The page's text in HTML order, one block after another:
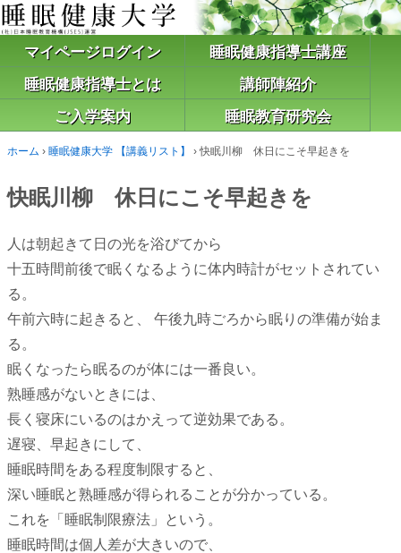
マイページログイン
睡眠健康指導士講座
睡眠健康指導士とは
講師陣紹介
ご入学案内
睡眠教育研究会
ホーム › 睡眠健康大学 【講義リスト】 › 快眠川柳 休日にこそ早起きを
快眠川柳 休日にこそ早起きを
人は朝起きて日の光を浴びてから
十五時間前後で眠くなるように体内時計がセットされてい
る。
午前六時に起きると、 午後九時ごろから眠りの準備が始ま
る。
眠くなったら眠るのが体には一番良い。
熟睡感がないときには、
長く寝床にいるのはかえって逆効果である。
遅寝、早起きにして、
睡眠時間をある程度制限すると、
深い睡眠と熟睡感が得られることが分かっている。
これを「睡眠制限療法」という。
睡眠時間は個人差が大きいので、